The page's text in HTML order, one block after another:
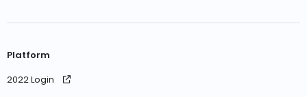
Platform
2022 Login